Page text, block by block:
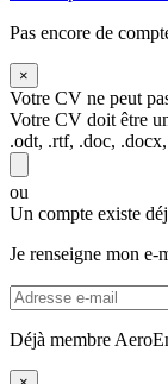
Pas encore de
×
Votre CV ne peut
Votre CV doit être
.odt, .rtf, .doc,
ou
Un compte existe
Je renseigne mon e-
Déjà membre